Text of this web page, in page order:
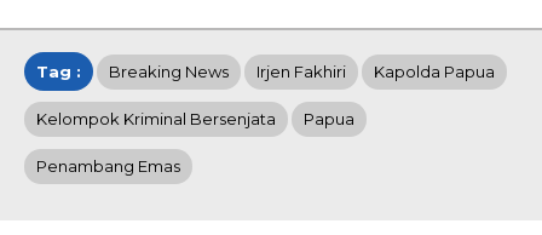
Tag : Breaking News Irjen Fakhiri Kapolda Papua
Kelompok Kriminal Bersenjata Papua
Penambang Emas